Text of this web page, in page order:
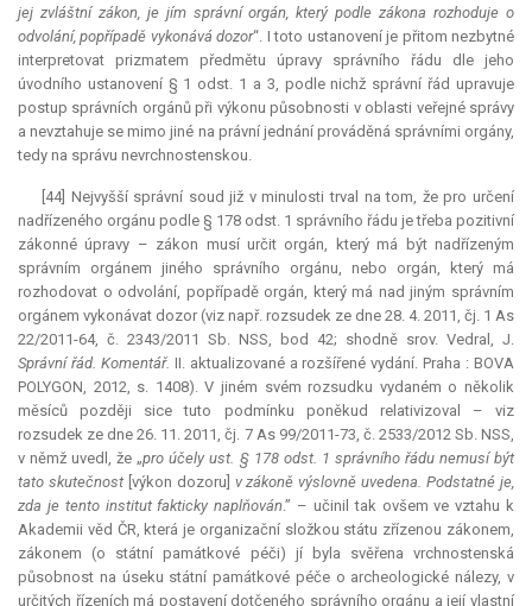
jej zvláštní zákon, je jím správní orgán, který podle zákona rozhoduje o
odvolání, popřípadě vykonává dozor“. I toto ustanovení je přitom nezbytné
interpretovat prizmatem předmětu úpravy správního řádu dle jeho
úvodního ustanovení § 1 odst. 1 a 3, podle nichž správní řád upravuje
postup správních orgánů při výkonu působnosti v oblasti veřejné správy
a nevztahuje se mimo jiné na právní jednání prováděná správními orgány,
tedy na správu nevrchnostenskou.
[44] Nejvyšší správní soud již v minulosti trval na tom, že pro určení
nadřízeného orgánu podle § 178 odst. 1 správního řádu je třeba pozitivní
zákonné úpravy – zákon musí určit orgán, který má být nadřízeným
správním orgánem jiného správního orgánu, nebo orgán, který má
rozhodovat o odvolání, popřípadě orgán, který má nad jiným správním
orgánem vykonávat dozor (viz např. rozsudek ze dne 28. 4. 2011, čj. 1 As
22/2011-64, č. 2343/2011 Sb. NSS, bod 42; shodně srov. Vedral, J.
Správní řád. Komentář. II. aktualizované a rozšířené vydání. Praha : BOVA
POLYGON, 2012, s. 1408). V jiném svém rozsudku vydaném o několik
měsíců později sice tuto podmínku poněkud relativizoval – viz
rozsudek ze dne 26. 11. 2011, čj. 7 As 99/2011-73, č. 2533/2012 Sb. NSS,
v němž uvedl, že „pro účely ust. § 178 odst. 1 správního řádu nemusí být
tato skutečnost[výkon dozoru] v zákoně výslovně uvedena. Podstatné je,
zda je tento institut fakticky naplňován.” – učinil tak ovšem ve vztahu k
Akademii věd ČR, která je organizační složkou státu zřízenou zákonem,
zákonem (o státní památkové péči) jí byla svěřena vrchnostenská
působnost na úseku státní památkové péče o archeologické nálezy, v
určitých řízeních má postavení dotčeného správního orgánu a její vlastní